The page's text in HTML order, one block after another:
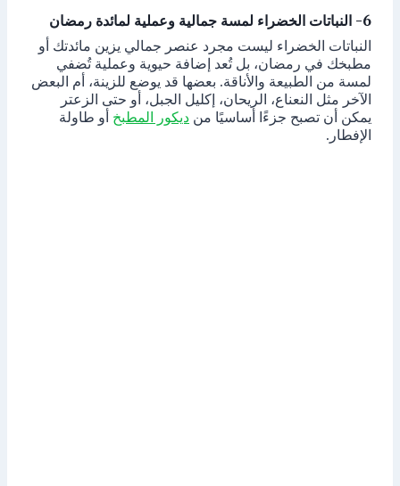
6- النباتات الخضراء لمسة جمالية وعملية لمائدة رمضان
النباتات الخضراء ليست مجرد عنصر جمالي يزين مائدتك أو
مطبخك في رمضان، بل تُعد إضافة حيوية وعملية تُضفي
لمسة من الطبيعة والأناقة. بعضها قد يوضع للزينة، أم البعض
الآخر مثل النعناع، الريحان، إكليل الجبل، أو حتى الزعتر
يمكن أن تصبح جزءًا أساسيًا من ديكور المطبخ أو طاولة
الإفطار.